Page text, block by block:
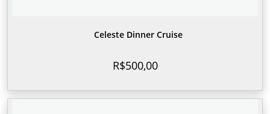
Celeste Dinner Cruise
R$500,00